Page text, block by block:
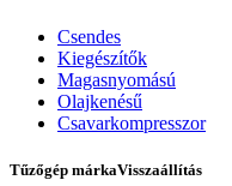
Csendes
Kiegészítők
Magasnyomású
Olajkenésű
Csavarkompresszor
Tűzőgép márkaVisszaállítás